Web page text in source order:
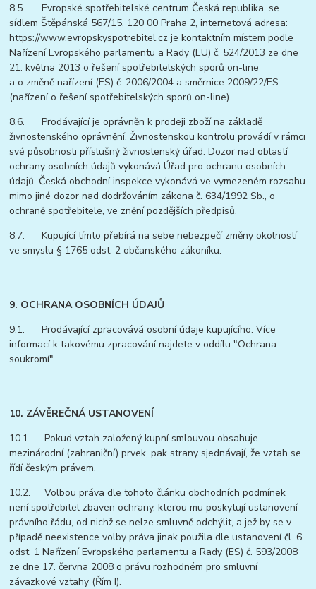
8.5. Evropské spotřebitelské centrum Česká republika, se
sídlem Štěpánská 567/15, 120 00 Praha 2, internetová adresa:
https://www.evropskyspotrebitel.cz je kontaktním místem podle
Nařízení Evropského parlamentu a Rady (EU) č. 524/2013 ze dne
21. května 2013 o řešení spotřebitelských sporů on-line
a o změně nařízení (ES) č. 2006/2004 a směrnice 2009/22/ES
(nařízení o řešení spotřebitelských sporů on-line).
8.6. Prodávající je oprávněn k prodeji zboží na základě
živnostenského oprávnění. Živnostenskou kontrolu provádí v rámci
své působnosti příslušný živnostenský úřad. Dozor nad oblastí
ochrany osobních údajů vykonává Úřad pro ochranu osobních
údajů. Česká obchodní inspekce vykonává ve vymezeném rozsahu
mimo jiné dozor nad dodržováním zákona č. 634/1992 Sb., o
ochraně spotřebitele, ve znění pozdějších předpisů.
8.7. Kupující tímto přebírá na sebe nebezpečí změny okolností
ve smyslu § 1765 odst. 2 občanského zákoníku.
9. OCHRANA OSOBNÍCH ÚDAJŮ
9.1. Prodávající zpracovává osobní údaje kupujícího. Více
informací k takovému zpracování najdete v oddílu "Ochrana
soukromí"
10. ZÁVĚREČNÁ USTANOVENÍ
10.1. Pokud vztah založený kupní smlouvou obsahuje
mezinárodní (zahraniční) prvek, pak strany sjednávají, že vztah se
řídí českým právem.
10.2. Volbou práva dle tohoto článku obchodních podmínek
není spotřebitel zbaven ochrany, kterou mu poskytují ustanovení
právního řádu, od nichž se nelze smluvně odchýlit, a jež by se v
případě neexistence volby práva jinak použila dle ustanovení čl. 6
odst. 1 Nařízení Evropského parlamentu a Rady (ES) č. 593/2008
ze dne 17. června 2008 o právu rozhodném pro smluvní
závazkové vztahy (Řím I).